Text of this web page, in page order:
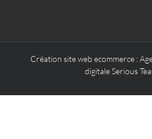
Création site web ecommerce :
digitale Serious